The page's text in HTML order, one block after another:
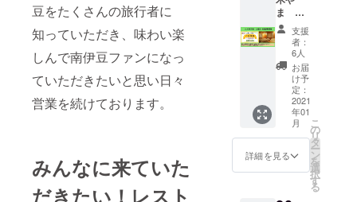
豆をたくさんの旅行者に
知っていただき、味わい楽
しんで南伊豆ファンになっ
ていただきたいと思い日々
営業を続けております。
みんなに来ていた
だきたい！レスト
の木や
ま」の
ホーム
ページ
にお名
前を掲
載させ
ていた
だきま
す。 ※
掲載期
間1年
ま
10,000
円 利
用券
プラン
お礼の
メッ
セージ
と宿
泊、お
食事に
ご利用
いただ
ける利
支援
者：
6人
お届
け予
定：
2021
年01
月
詳細を見る
こ
の
リ
タ
ー
ン
を
選
択
す
る